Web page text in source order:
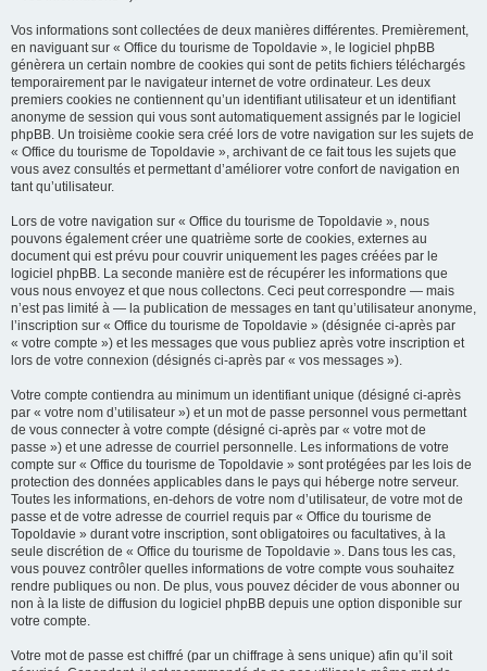
Vos informations sont collectées de deux manières différentes. Premièrement,
en naviguant sur « Office du tourisme de Topoldavie », le logiciel phpBB
génèrera un certain nombre de cookies qui sont de petits fichiers téléchargés
temporairement par le navigateur internet de votre ordinateur. Les deux
premiers cookies ne contiennent qu’un identifiant utilisateur et un identifiant
anonyme de session qui vous sont automatiquement assignés par le logiciel
phpBB. Un troisième cookie sera créé lors de votre navigation sur les sujets de
« Office du tourisme de Topoldavie », archivant de ce fait tous les sujets que
vous avez consultés et permettant d’améliorer votre confort de navigation en
tant qu’utilisateur.
Lors de votre navigation sur « Office du tourisme de Topoldavie », nous
pouvons également créer une quatrième sorte de cookies, externes au
document qui est prévu pour couvrir uniquement les pages créées par le
logiciel phpBB. La seconde manière est de récupérer les informations que
vous nous envoyez et que nous collectons. Ceci peut correspondre — mais
n’est pas limité à — la publication de messages en tant qu’utilisateur anonyme,
l’inscription sur « Office du tourisme de Topoldavie » (désignée ci-après par
« votre compte ») et les messages que vous publiez après votre inscription et
lors de votre connexion (désignés ci-après par « vos messages »).
Votre compte contiendra au minimum un identifiant unique (désigné ci-après
par « votre nom d’utilisateur ») et un mot de passe personnel vous permettant
de vous connecter à votre compte (désigné ci-après par « votre mot de
passe ») et une adresse de courriel personnelle. Les informations de votre
compte sur « Office du tourisme de Topoldavie » sont protégées par les lois de
protection des données applicables dans le pays qui héberge notre serveur.
Toutes les informations, en-dehors de votre nom d’utilisateur, de votre mot de
passe et de votre adresse de courriel requis par « Office du tourisme de
Topoldavie » durant votre inscription, sont obligatoires ou facultatives, à la
seule discrétion de « Office du tourisme de Topoldavie ». Dans tous les cas,
vous pouvez contrôler quelles informations de votre compte vous souhaitez
rendre publiques ou non. De plus, vous pouvez décider de vous abonner ou
non à la liste de diffusion du logiciel phpBB depuis une option disponible sur
votre compte.
Votre mot de passe est chiffré (par un chiffrage à sens unique) afin qu’il soit